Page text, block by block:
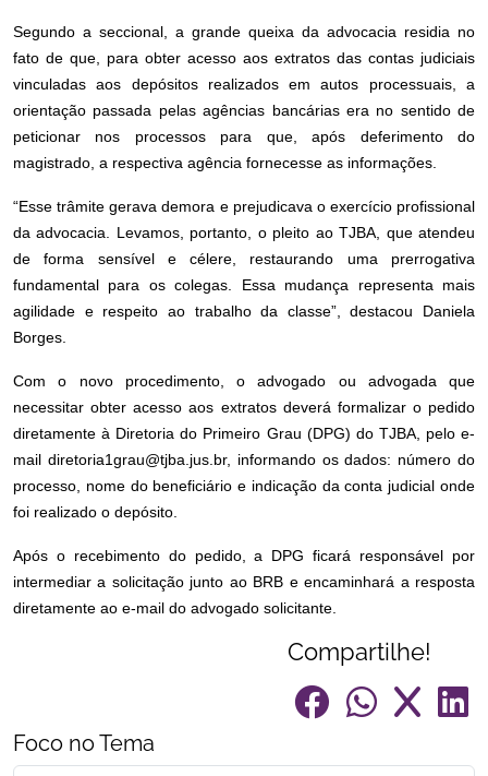
Segundo a seccional, a grande queixa da advocacia residia no
fato de que, para obter acesso aos extratos das contas judiciais
vinculadas aos depósitos realizados em autos processuais, a
orientação passada pelas agências bancárias era no sentido de
peticionar nos processos para que, após deferimento do
magistrado, a respectiva agência fornecesse as informações.
“Esse trâmite gerava demora e prejudicava o exercício profissional
da advocacia. Levamos, portanto, o pleito ao TJBA, que atendeu
de forma sensível e célere, restaurando uma prerrogativa
fundamental para os colegas. Essa mudança representa mais
agilidade e respeito ao trabalho da classe”, destacou Daniela
Borges.
Com o novo procedimento, o advogado ou advogada que
necessitar obter acesso aos extratos deverá formalizar o pedido
diretamente à Diretoria do Primeiro Grau (DPG) do TJBA, pelo e-
mail diretoria1grau@tjba.jus.br, informando os dados: número do
processo, nome do beneficiário e indicação da conta judicial onde
foi realizado o depósito.
Após o recebimento do pedido, a DPG ficará responsável por
intermediar a solicitação junto ao BRB e encaminhará a resposta
diretamente ao e-mail do advogado solicitante.
Compartilhe!
Foco no Tema